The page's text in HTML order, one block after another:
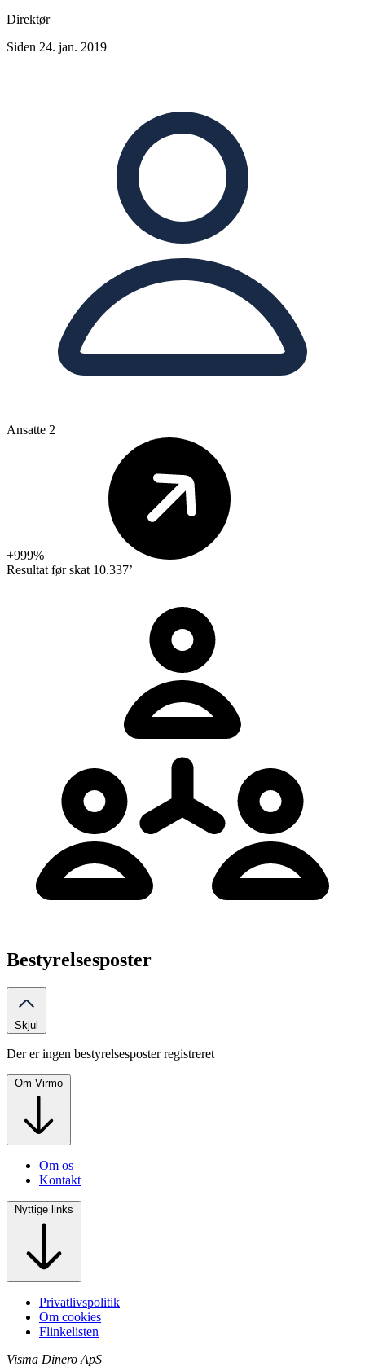
Direktør
Siden 24. jan. 2019
Ansatte 2
+999%
Resultat før skat 10.337’
Bestyrelsesposter
Skjul
Der er ingen bestyrelsesposter registreret
Om Virmo
Om os
Kontakt
Nyttige links
Privatlivspolitik
Om cookies
Flinkelisten
Visma Dinero ApS